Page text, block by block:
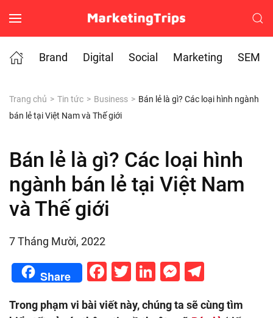
Skip to main content
Brand
Digital Social Marketing SEM
Trang chủ Tin tức Business
Bán lẻ là gì? Các loại hình ngành
bán lẻ tại Việt Nam và Thế giới
Bán lẻ là gì? Các loại hình
ngành bán lẻ tại Việt Nam
và Thế giới
7 Tháng Mười, 2022
Share Facebook
Twitter
LinkedIn
Trong phạm vi bài viết này, chúng ta sẽ cùng tìm